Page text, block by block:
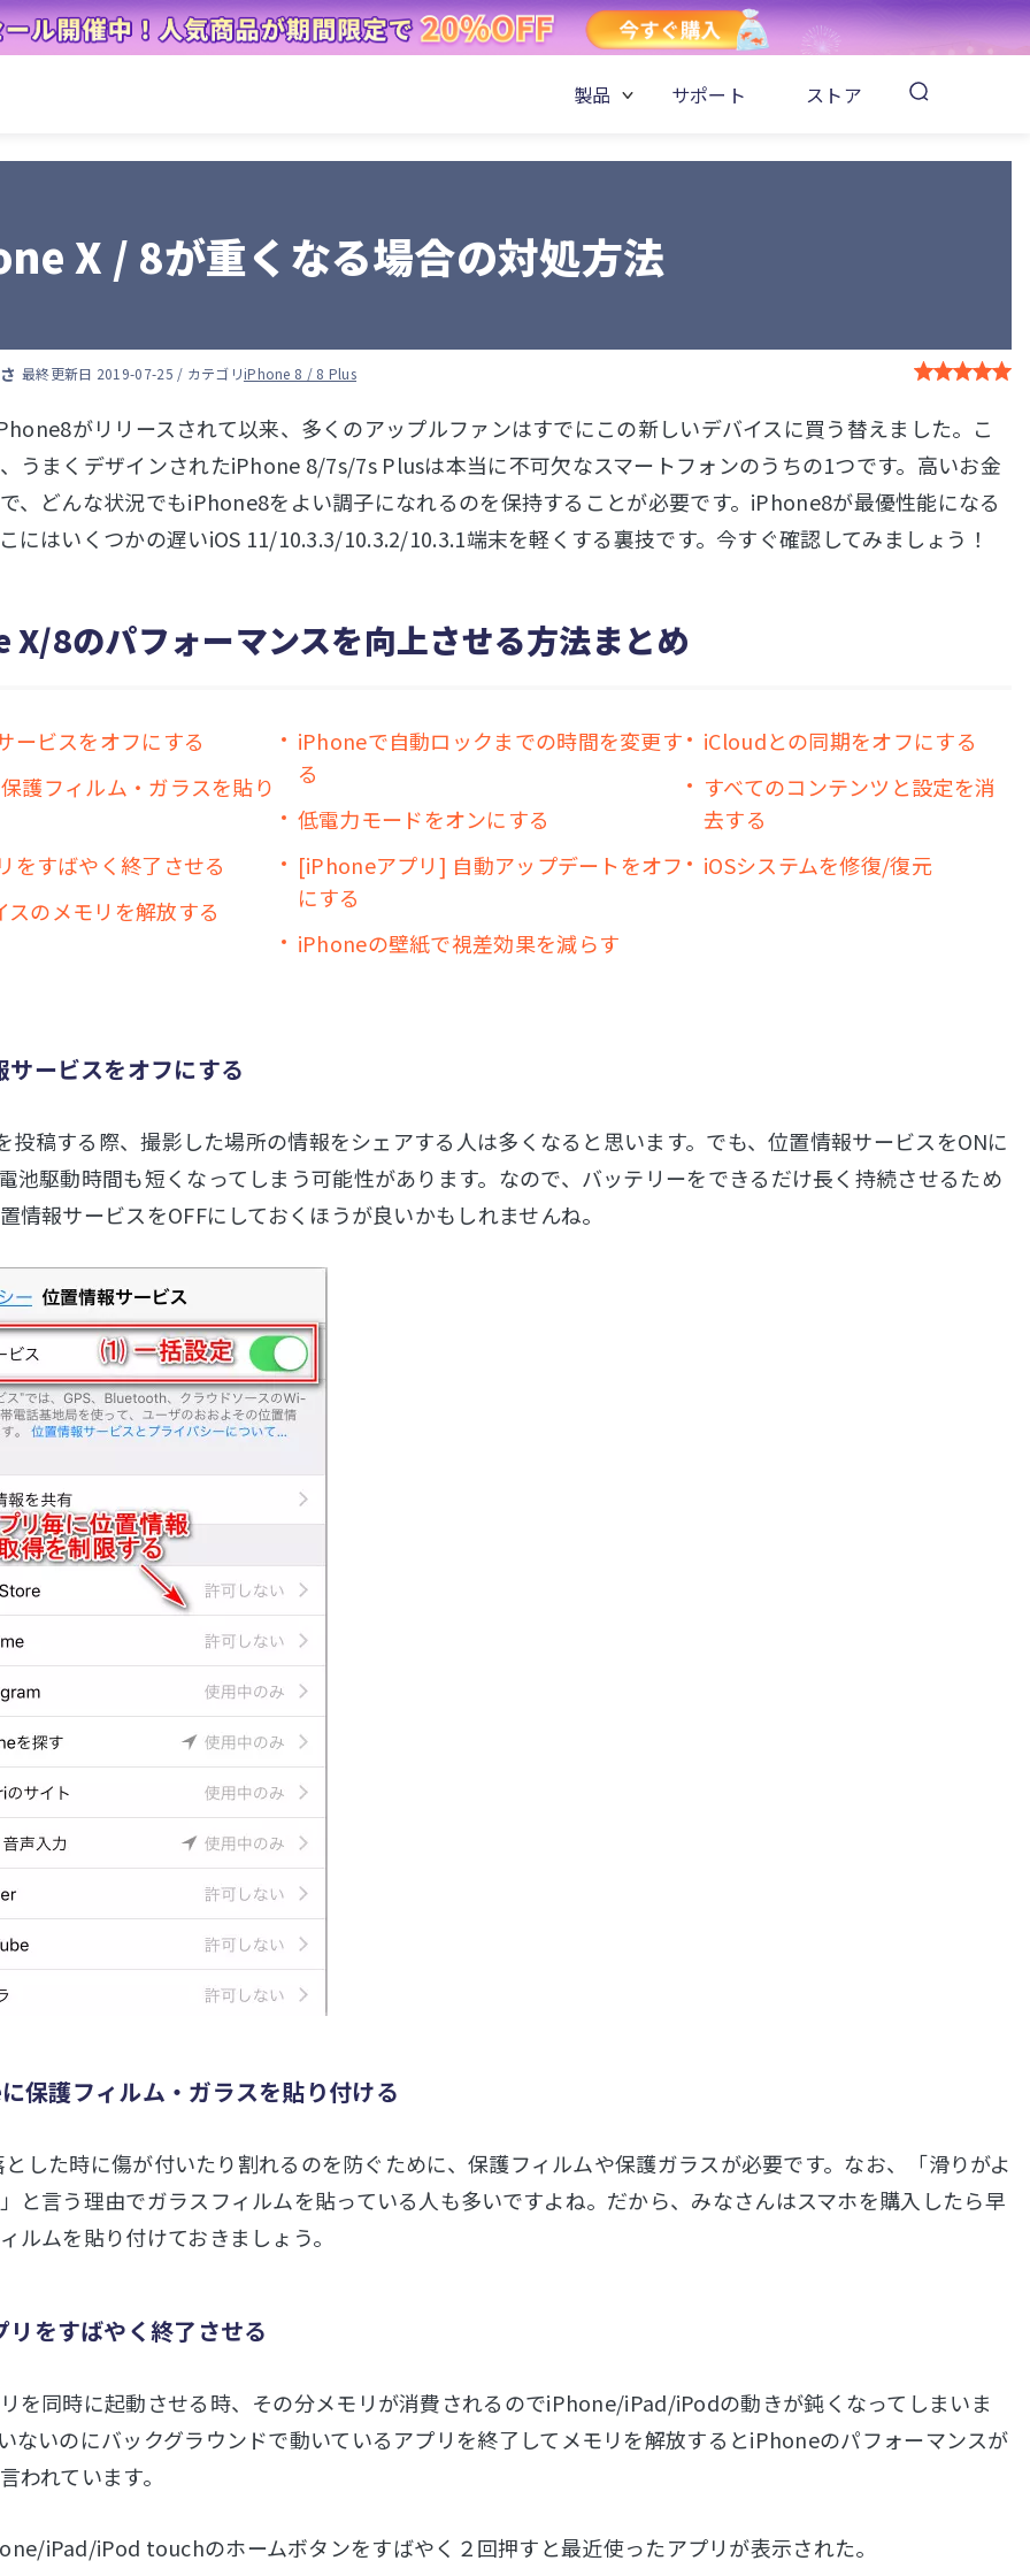
製品 サポート ストア
X / 8が重くなる場合の対処方法
最終更新日 2019-07-25 / カテゴリiPhone 8 / 8 Plus
がリリースされて以来、多くのアップルファンはすでにこの新しいデバイスに買う替えました。こ
うまくデザインされたiPhone 8/7s/7s Plusは本当に不可欠なスマートフォンのうちの1つです。高いお金
、どんな状況でもiPhone8をよい調子になれるのを保持することが必要です。iPhone8が最優性能になる
にはいくつかの遅いiOS 11/10.3.3/10.3.2/10.3.1端末を軽くする裏技です。今すぐ確認してみましょう！
8のパフォーマンスを向上させる方法まとめ
ービスをオフにする
護フィルム・ガラスを貼り
をすばやく終了させる
スのメモリを解放する
iPhoneで自動ロックまでの時間を変更す
る
低電力モードをオンにする
[iPhoneアプリ] 自動アップデートをオフ
にする
iPhoneの壁紙で視差効果を減らす
iCloudとの同期をオフにする
すべてのコンテンツと設定を消
去する
iOSシステムを修復/復元
サービスをオフにする
投稿する際、撮影した場所の情報をシェアする人は多くなると思います。でも、位置情報サービスをONに
池駆動時間も短くなってしまう可能性があります。なので、バッテリーをできるだけ長く持続させるため
情報サービスをOFFにしておくほうが良いかもしれませんね。
保護フィルム・ガラスを貼り付ける
した時に傷が付いたり割れるのを防ぐために、保護フィルムや保護ガラスが必要です。なお、「滑りがよ
と言う理由でガラスフィルムを貼っている人も多いですよね。だから、みなさんはスマホを購入したら早
ルムを貼り付けておきましょう。
リをすばやく終了させる
を同時に起動させる時、その分メモリが消費されるのでiPhone/iPad/iPodの動きが鈍くなってしまいま
ないのにバックグラウンドで動いているアプリを終了してメモリを解放するとiPhoneのパフォーマンスが
われています。
iPad/iPod touchのホームボタンをすばやく２回押すと最近使ったアプリが表示された。